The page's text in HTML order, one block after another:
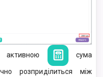
активною сума
розприділиться між